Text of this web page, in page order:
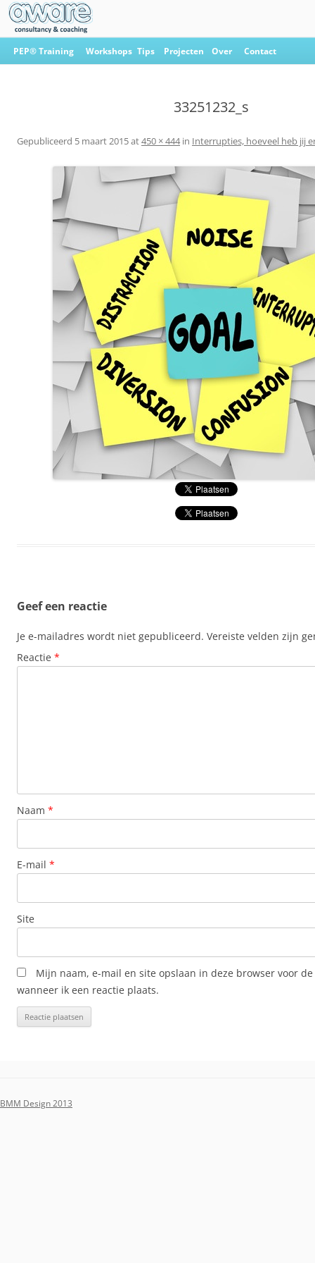
Ga
naar
PEP® Training Workshops Tips Projecten Over Contact
33251232_s
Gepubliceerd 5 maart 2015at450 × 444in Interrupties, hoeveel heb jij
Geef een reactie
Je e-mailadres wordt niet gepubliceerd. Vereiste velden zijn
Reactie *
Naam *
E-mail *
Site
Mijn naam, e-mail en site opslaan in deze browser voor
wanneer ik een reactie plaats.
BMM Design 2013